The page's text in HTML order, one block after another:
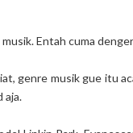
Entah cuma
genre musik gue itu
aja.